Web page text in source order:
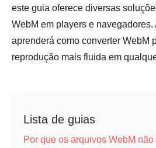
este guia oferece diversas
WebM em players e
aprenderá como converter WebM
reprodução mais fluida em
Lista de guias
Por que os arquivos WebM